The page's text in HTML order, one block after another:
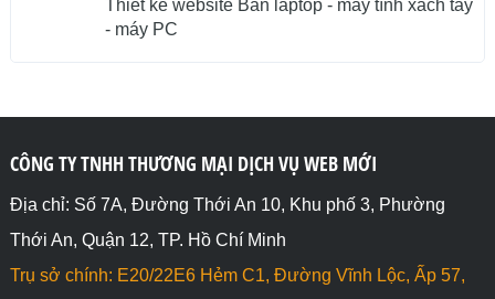
Thiết kế website Bán laptop - máy tính xách tay
- máy PC
CÔNG TY TNHH THƯƠNG MẠI DỊCH VỤ WEB MỚI
Địa chỉ: Số 7A, Đường Thới An 10, Khu phố 3, Phường
Thới An, Quận 12, TP. Hồ Chí Minh
Trụ sở chính: E20/22E6 Hẻm C1, Đường Vĩnh Lộc, Ấp 57,